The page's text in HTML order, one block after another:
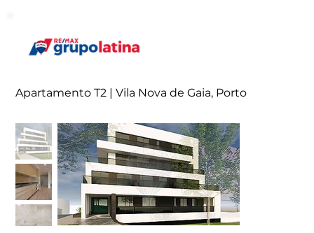
Apartamento T2 | Vila Nova de Gaia, Porto